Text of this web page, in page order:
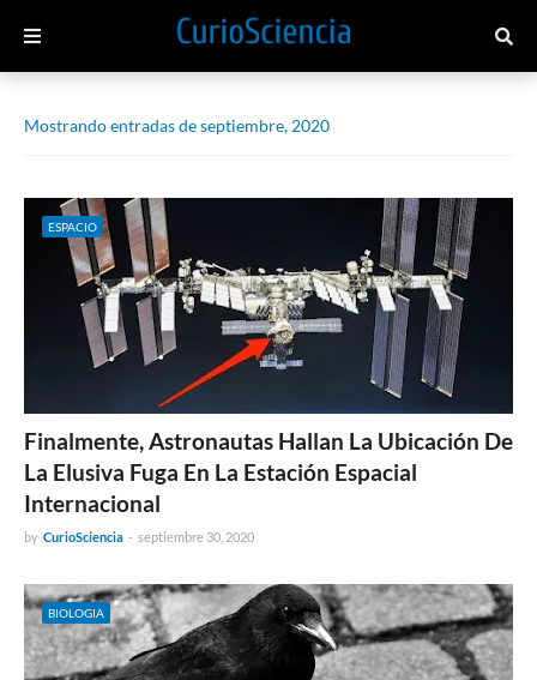
Mostrando entradas de septiembre, 2020
ESPACIO
Finalmente, Astronautas Hallan La Ubicación De
La Elusiva Fuga En La Estación Espacial
Internacional
by CurioSciencia - septiembre 30, 2020
BIOLOGIA